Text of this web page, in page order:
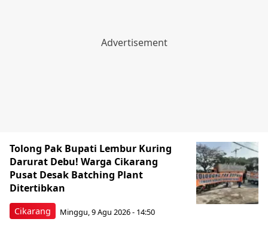
Cikarang
Tolong Pak Bupati Lembur Kuring
Darurat Debu! Warga Cikarang
Pusat Desak Batching Plant
Ditertibkan
Minggu, 9 Agu 2026 - 14:50